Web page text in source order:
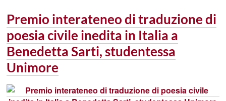
Premio interateneo di traduzione di
poesia civile inedita in Italia a
Benedetta Sarti, studentessa
Unimore